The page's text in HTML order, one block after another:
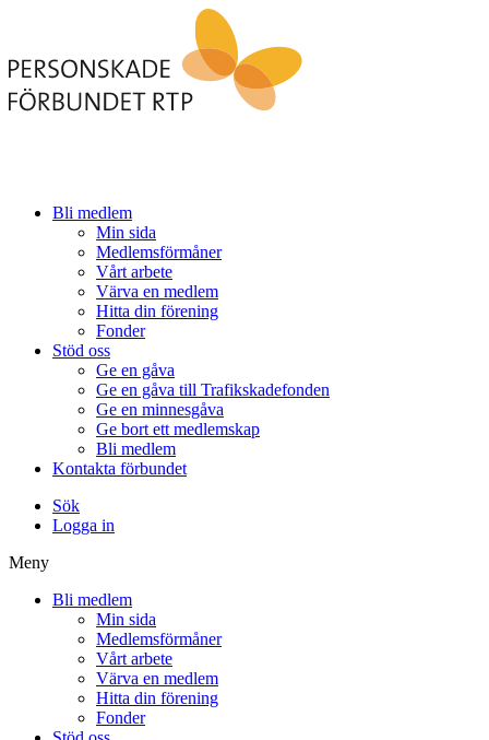
Bli medlem
Min sida
Medlemsförmåner
Vårt arbete
Värva en medlem
Hitta din förening
Fonder
Stöd oss
Ge en gåva
Ge en gåva till Trafikskadefonden
Ge en minnesgåva
Ge bort ett medlemskap
Bli medlem
Kontakta förbundet
Sök
Logga in
Meny
Bli medlem
Min sida
Medlemsförmåner
Vårt arbete
Värva en medlem
Hitta din förening
Fonder